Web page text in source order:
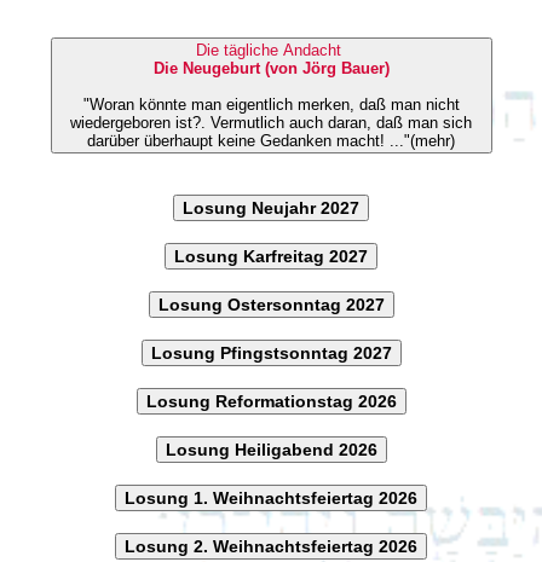
Die tägliche Andacht
Die Neugeburt (von Jörg Bauer)
"Woran könnte man eigentlich merken, daß man nicht
wiedergeboren ist?. Vermutlich auch daran, daß man sich
darüber überhaupt keine Gedanken macht! ..."(mehr)
Losung Neujahr 2027
Losung Karfreitag 2027
Losung Ostersonntag 2027
Losung Pfingstsonntag 2027
Losung Reformationstag 2026
Losung Heiligabend 2026
Losung 1. Weihnachtsfeiertag 2026
Losung 2. Weihnachtsfeiertag 2026